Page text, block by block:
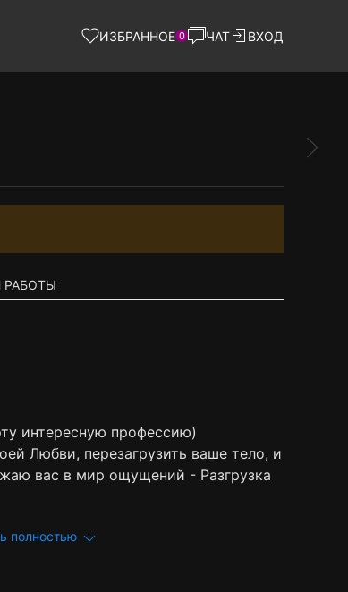
ИЗБРАННОЕ 0 ЧАТ ВХОД
РАБОТЫ
интересную профессию)
Любви, перезагрузить ваше тело, и
вас в мир ощущений - Разгрузка
полностью